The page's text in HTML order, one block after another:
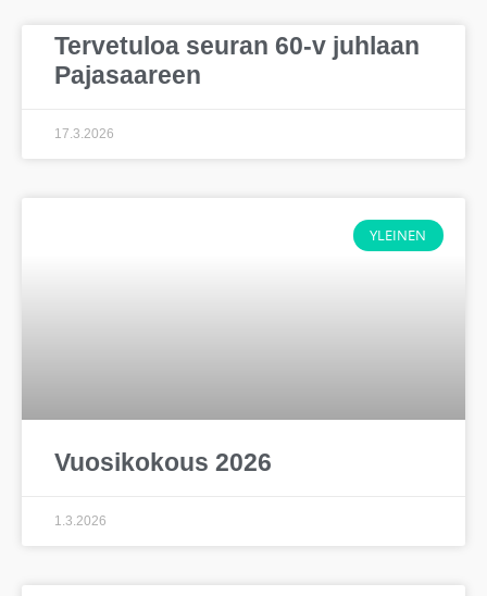
Tervetuloa seuran 60-v juhlaan
Pajasaareen
17.3.2026
YLEINEN
Vuosikokous 2026
1.3.2026